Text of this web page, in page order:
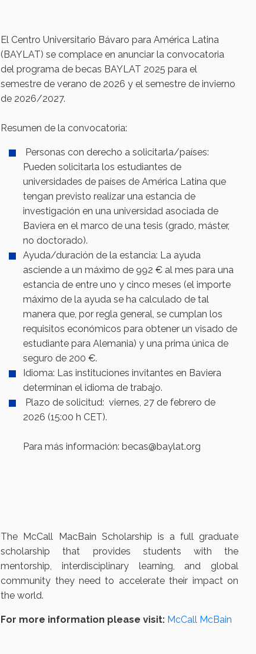
El Centro Universitario Bávaro para América Latina
(BAYLAT) se complace en anunciar la convocatoria
del programa de becas BAYLAT 2025 para el
semestre de verano de 2026 y el semestre de invierno
de 2026/2027.
Resumen de la convocatoria:
Personas con derecho a solicitarla/países:
Pueden solicitarla los estudiantes de
universidades de países de América Latina que
tengan previsto realizar una estancia de
investigación en una universidad asociada de
Baviera en el marco de una tesis (grado, máster,
no doctorado).
Ayuda/duración de la estancia: La ayuda
asciende a un máximo de 992 € al mes para una
estancia de entre uno y cinco meses (el importe
máximo de la ayuda se ha calculado de tal
manera que, por regla general, se cumplan los
requisitos económicos para obtener un visado de
estudiante para Alemania) y una prima única de
seguro de 200 €.
Idioma: Las instituciones invitantes en Baviera
determinan el idioma de trabajo.
Plazo de solicitud: viernes, 27 de febrero de
2026 (15:00 h CET).
Para más información: becas@baylat.org
The McCall MacBain Scholarship is a full graduate
scholarship that provides students with the
mentorship, interdisciplinary learning, and global
community they need to accelerate their impact on
the world.
For more information please visit: McCall McBain